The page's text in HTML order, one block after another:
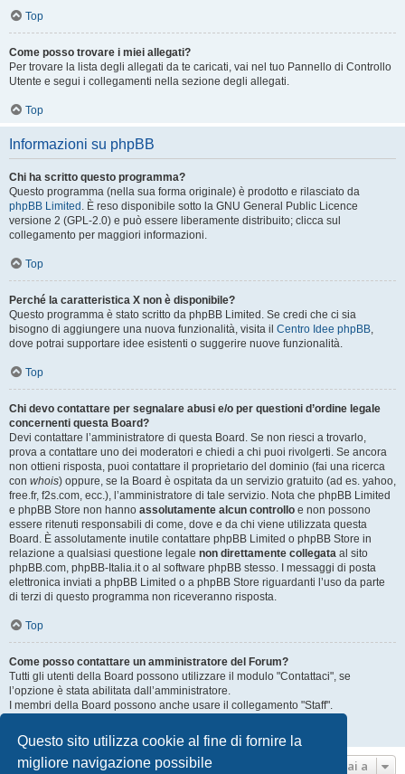
Questo sito utilizza cookie al fine di fornire la
migliore navigazione possibile
Top
Come posso trovare i miei allegati?
Per trovare la lista degli allegati da te caricati, vai nel tuo Pannello di Controllo
Utente e segui i collegamenti nella sezione degli allegati.
Top
Informazioni su phpBB
Chi ha scritto questo programma?
Questo programma (nella sua forma originale) è prodotto e rilasciato da
phpBB Limited . È reso disponibile sotto la GNU General Public Licence
versione 2 (GPL-2.0) e può essere liberamente distribuito; clicca sul
collegamento per maggiori informazioni.
Top
Perché la caratteristica X non è disponibile?
Questo programma è stato scritto da phpBB Limited. Se credi che ci sia
bisogno di aggiungere una nuova funzionalità, visita il Centro Idee phpBB,
dove potrai supportare idee esistenti o suggerire nuove funzionalità.
Top
Chi devo contattare per segnalare abusi e/o per questioni d’ordine legale
concernenti questa Board?
Devi contattare l’amministratore di questa Board. Se non riesci a trovarlo,
prova a contattare uno dei moderatori e chiedi a chi puoi rivolgerti. Se ancora
non ottieni risposta, puoi contattare il proprietario del dominio (fai una ricerca
con whois) oppure, se la Board è ospitata da un servizio gratuito (ad es. yahoo,
free.fr, f2s.com, ecc.), l’amministratore di tale servizio. Nota che phpBB Limited
e phpBB Store non hanno assolutamente alcun controllo e non possono
essere ritenuti responsabili di come, dove e da chi viene utilizzata questa
Board. È assolutamente inutile contattare phpBB Limited o phpBB Store in
relazione a qualsiasi questione legale non direttamente collegata al sito
phpBB.com, phpBB-Italia.it o al software phpBB stesso. I messaggi di posta
elettronica inviati a phpBB Limited o a phpBB Store riguardanti l’uso da parte
di terzi di questo programma non riceveranno risposta.
Top
Come posso contattare un amministratore del Forum?
Tutti gli utenti della Board possono utilizzare il modulo "Contattaci", se
l’opzione è stata abilitata dall’amministratore.
I membri della Board possono anche usare il collegamento "Staff".
Top
Vai a